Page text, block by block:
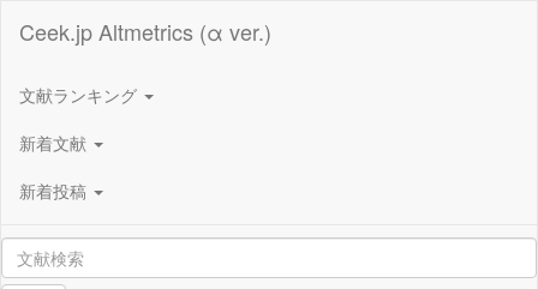
Ceek.jp Altmetrics (α ver.)
文献ランキング
新着文献
新着投稿